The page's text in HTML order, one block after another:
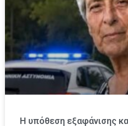
Η υπόθεση εξαφάνισης